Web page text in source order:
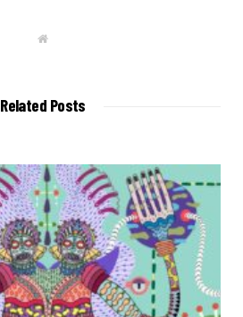
W
Related Posts